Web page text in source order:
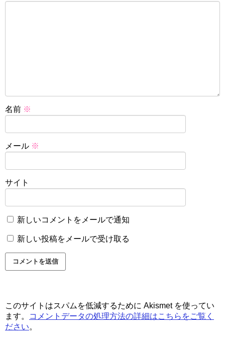
名前 ※
メール ※
サイト
新しいコメントをメールで通知
新しい投稿をメールで受け取る
このサイトはスパムを低減するために Akismet を使ってい
ます。
コメントデータの処理方法の詳細はこちらをご覧く
ださい。